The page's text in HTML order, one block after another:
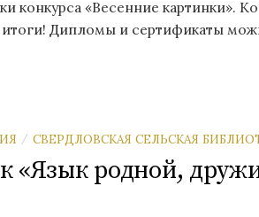
конкурса «Весенние картинки».
Дипломы и сертификаты
/ СВЕРДЛОВСКАЯ СЕЛЬСКАЯ
«Язык родной,